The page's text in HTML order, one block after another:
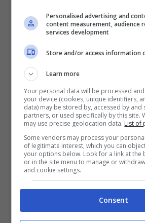
Personalised advertising and
content measurement, audience
services development
Store and/or access information
Learn more
Your personal data will be processed
your device (cookies, unique identifiers,
data) may be stored by, accessed by and
partners, or used specifically by this site.
may use precise geolocation data. List of
Some vendors may process your
of legitimate interest, which you can
your options below. Look for a link at the
or in the site menu to manage or
and cookie settings.
Consent